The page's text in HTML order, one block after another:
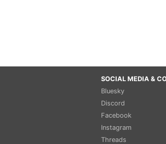
SOCIAL MEDIA &
Bluesky
Discord
Facebook
Instagram
Threads